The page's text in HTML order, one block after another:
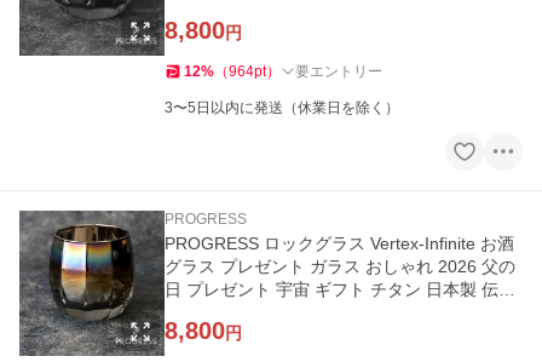
8,800円
12% （964pt） 要エントリー
3〜5日以内に発送（休業日を除く）
PROGRESS
PROGRESS ロックグラス Vertex-Infinite お酒
グラス プレゼント ガラス おしゃれ 2026 父の
日 プレゼント 宇宙 ギフト チタン 日本製 伝統
8,800円